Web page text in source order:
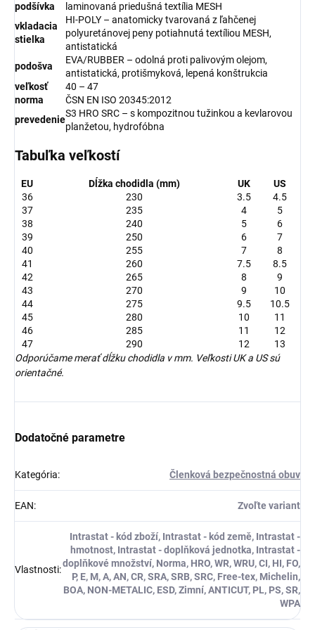
podšívka
laminovaná priedušná textília MESH
vkladacia
stielka
HI-POLY – anatomicky tvarovaná z ľahčenej
polyuretánovej peny potiahnutá textíliou MESH,
antistatická
podošva
EVA/RUBBER – odolná proti palivovým olejom,
antistatická, protišmyková, lepená konštrukcia
veľkosť
40 – 47
norma
ČSN EN ISO 20345:2012
prevedenie
S3 HRO SRC – s kompozitnou tužinkou a kevlarovou
planžetou, hydrofóbna
Tabuľka veľkostí
EU Dĺžka chodidla (mm) UK
US
36
230 3.5
4.5
37
235 4
5
38
240 5
6
39
250 6
7
40
255 7
8
41
260 7.5
8.5
42
265 8
9
43
270 9
10
44
275 9.5
10.5
45
280 10
11
46
285 11
12
47
290 12
13
Odporúčame merať dĺžku chodidla v mm. Veľkosti UK a US sú
orientačné.
Dodatočné parametre
Kategória: Členková bezpečnostná obuv
EAN: Zvoľte variant
Vlastnosti:
Intrastat - kód zboží, Intrastat - kód země, Intrastat -
hmotnost, Intrastat - doplňková jednotka, Intrastat -
doplňkové množství, Norma, HRO, WR, WRU, CI, HI, FO,
P, E, M, A, AN, CR, SRA, SRB, SRC, Free-tex, Michelin,
BOA, NON-METALIC, ESD, Zimní, ANTICUT, PL, PS, SR,
WPA